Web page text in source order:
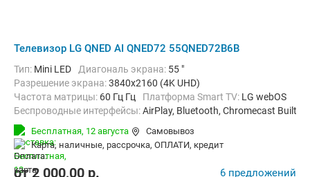
Телевизор LG QNED AI QNED72 55QNED72B6B
Тип: Mini LED Диагональ экрана: 55 "
Разрешение экрана:3840x2160 (4K UHD)
Частота матрицы: 60 Гц Гц Платформа Smart TV: LG webOS
Беспроводные интерфейсы:AirPlay, Bluetooth, Chromecast Built-in,
Бесплатная, 12 августа
Самовывоз
карта, наличные, рассрочка, ОПЛАТИ, кредит
от2 000,00 p. 6 предложений